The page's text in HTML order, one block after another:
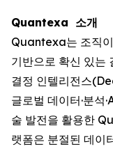
Quantexa 소개
Quantexa는 조직
기반으로 확신 있는
결정 인텔리전스
글로벌 데이터·분석
술 발전을 활용한
랫폼은 분절된 데이